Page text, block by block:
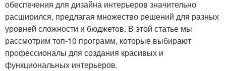
обеспечения для дизайна интерьеров значительно
расширился, предлагая множество решений для разных
уровней сложности и бюджетов. В этой статье мы
рассмотрим топ-10 программ, которые выбирают
профессионалы для создания красивых и
функциональных интерьеров.